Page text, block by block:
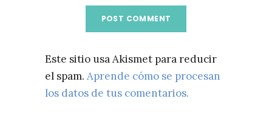
Este sitio usa Akismet para reducir
el spam. Aprende cómo se procesan
los datos de tus comentarios.